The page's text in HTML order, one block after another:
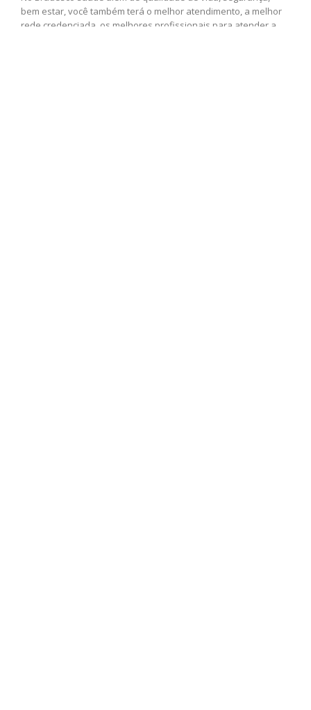
bem estar, você também terá o melhor atendimento, a melhor
rede credenciada, os melhores profissionais para atender a